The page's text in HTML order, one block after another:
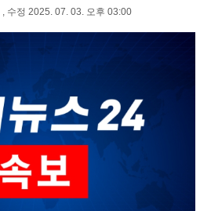
수정 2025. 07. 03. 오후 03:00